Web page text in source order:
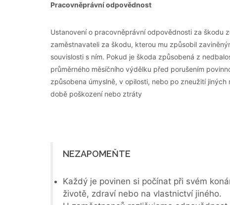
Pracovněprávní odpovědnost
Ustanovení o pracovněprávní odpovědnosti za škodu
zaměstnavateli za škodu, kterou mu způsobil
souvislosti s ním. Pokud je škoda způsobená z
průměrného měsíčního výdělku před porušením
způsobena úmyslně, v opilosti, nebo po zneužití
době poškození nebo ztráty
NEZAPOMEŇTE
Každý je povinen si počínat při svém
životě, zdraví nebo na vlastnictví jiného.